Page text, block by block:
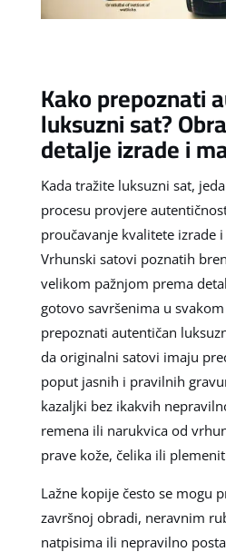
Kako prepoznati
luksuzni sat?
detalje izrade i
Kada tražite luksuzni sat,
procesu provjere
proučavanje kvalitete izrade
Vrhunski satovi poznatih
velikom pažnjom prema
gotovo savršenima u
prepoznati autentičan
da originalni satovi imaju
poput jasnih i pravilnih
kazaljki bez ikakvih
remena ili narukvica od
prave kože, čelika ili
Lažne kopije često se mogu
završnoj obradi, neravnim
natpisima ili nepravilno